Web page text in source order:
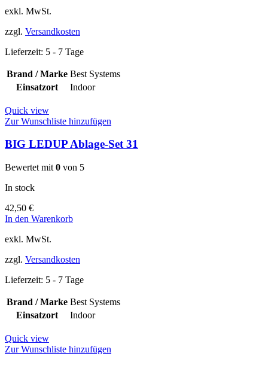
exkl. MwSt.
zzgl. Versandkosten
Lieferzeit: 5 - 7 Tage
Brand / Marke Best Systems
Einsatzort
Indoor
Quick view
Zur Wunschliste hinzufügen
BIG LEDUP Ablage-Set 31
Bewertet mit 0 von 5
In stock
42,50 €
In den Warenkorb
exkl. MwSt.
zzgl. Versandkosten
Lieferzeit: 5 - 7 Tage
Brand / Marke Best Systems
Einsatzort
Indoor
Quick view
Zur Wunschliste hinzufügen